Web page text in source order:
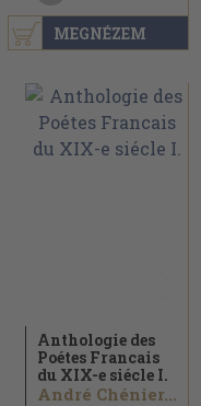
MEGNÉZEM
Anthologie des
Poétes Francais
du XIX-e siécle I.
André Chénier...